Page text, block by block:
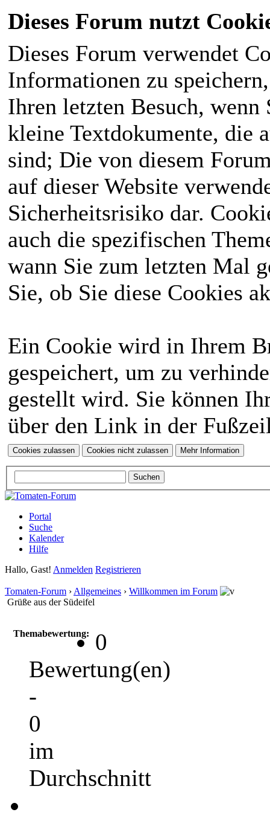
Dieses Forum nutzt
Dieses Forum verwendet
Informationen zu
Ihren letzten Besuch,
kleine Textdokumente, die
sind; Die von diesem
auf dieser Website
Sicherheitsrisiko dar.
auch die spezifischen
wann Sie zum letzten Mal
Sie, ob Sie diese Cookies
Ein Cookie wird in Ihrem
gespeichert, um zu
gestellt wird. Sie können
über den Link in der
Portal
Suche
Kalender
Hilfe
Hallo, Gast! Anmelden Registrieren
Tomaten-Forum › Allgemeines › Willkommen im Forum
Grüße aus der Südeifel
Themabewertung:
0
Bewertung(en)
-
0
im
Durchschnitt